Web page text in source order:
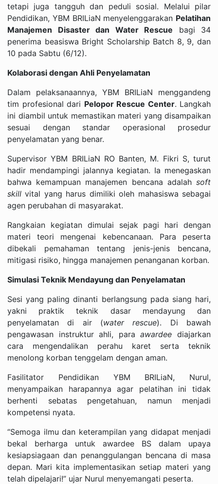
tetapi juga tangguh dan peduli sosial. Melalui pilar
Pendidikan, YBM BRILiaN menyelenggarakan Pelatihan
Manajemen Disaster dan Water Rescue bagi 34
penerima beasiswa Bright Scholarship Batch 8, 9, dan
10 pada Sabtu (6/12).
Kolaborasi dengan Ahli Penyelamatan
Dalam pelaksanaannya, YBM BRILiaN menggandeng
tim profesional dari Pelopor Rescue Center. Langkah
ini diambil untuk memastikan materi yang disampaikan
sesuai dengan standar operasional prosedur
penyelamatan yang benar.
Supervisor YBM BRILiaN RO Banten, M. Fikri S, turut
hadir mendampingi jalannya kegiatan. Ia menegaskan
bahwa kemampuan manajemen bencana adalah soft
skill vital yang harus dimiliki oleh mahasiswa sebagai
agen perubahan di masyarakat.
Rangkaian kegiatan dimulai sejak pagi hari dengan
materi teori mengenai kebencanaan. Para peserta
dibekali pemahaman tentang jenis-jenis bencana,
mitigasi risiko, hingga manajemen penanganan korban.
Simulasi Teknik Mendayung dan Penyelamatan
Sesi yang paling dinanti berlangsung pada siang hari,
yakni praktik teknik dasar mendayung dan
penyelamatan di air (water rescue). Di bawah
pengawasan instruktur ahli, paraawardee diajarkan
cara mengendalikan perahu karet serta teknik
menolong korban tenggelam dengan aman.
Fasilitator Pendidikan YBM BRILiaN, Nurul,
menyampaikan harapannya agar pelatihan ini tidak
berhenti sebatas pengetahuan, namun menjadi
kompetensi nyata.
“Semoga ilmu dan keterampilan yang didapat menjadi
bekal berharga untuk awardee BS dalam upaya
kesiapsiagaan dan penanggulangan bencana di masa
depan. Mari kita implementasikan setiap materi yang
telah dipelajari!” ujar Nurul menyemangati peserta.